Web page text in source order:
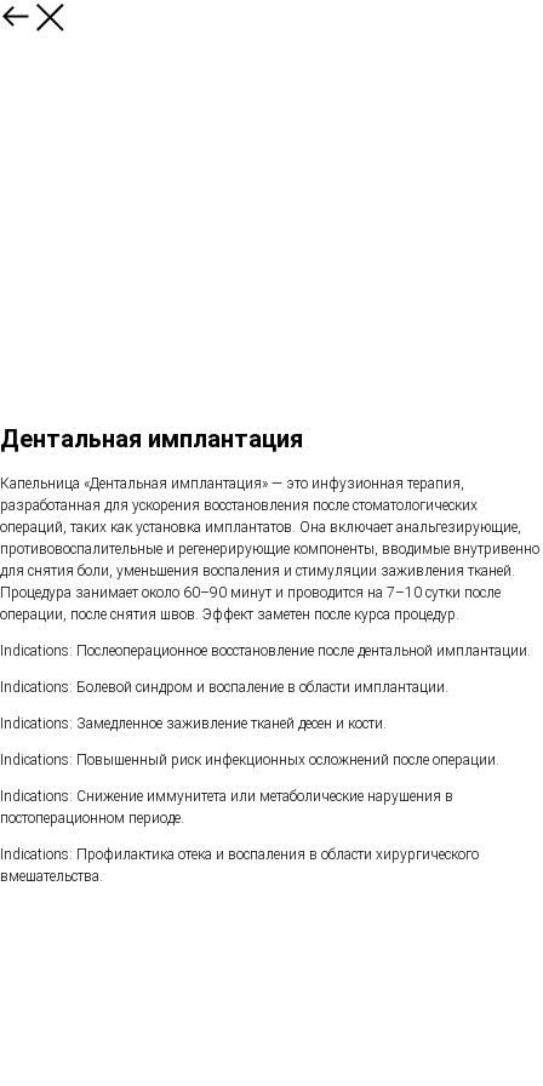
Дентальная имплантация
Капельница «Дентальная имплантация» — это инфузионная терапия,
разработанная для ускорения восстановления после стоматологических
операций, таких как установка имплантатов. Она включает анальгезирующие,
противовоспалительные и регенерирующие компоненты, вводимые внутривенно
для снятия боли, уменьшения воспаления и стимуляции заживления тканей.
Процедура занимает около 60–90 минут и проводится на 7–10 сутки после
операции, после снятия швов. Эффект заметен после курса процедур.
Indications: Послеоперационное восстановление после дентальной имплантации.
Indications: Болевой синдром и воспаление в области имплантации.
Indications: Замедленное заживление тканей десен и кости.
Indications: Повышенный риск инфекционных осложнений после операции.
Indications: Снижение иммунитета или метаболические нарушения в
постоперационном периоде.
Indications: Профилактика отека и воспаления в области хирургического
вмешательства.